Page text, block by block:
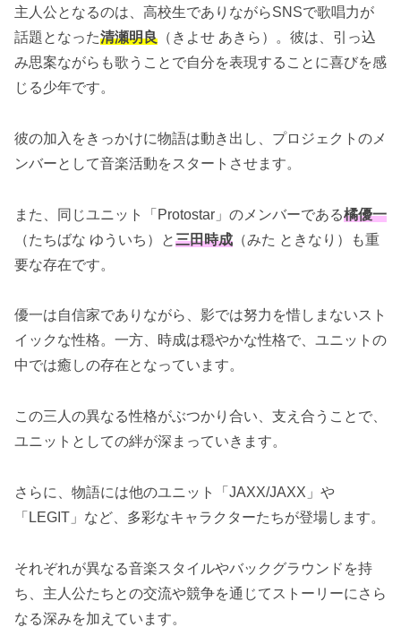
主人公となるのは、高校生でありながらSNSで歌唱力が
話題となった清瀬明良 （きよせ あきら）。彼は、引っ込
み思案ながらも歌うことで自分を表現することに喜びを感
じる少年です。
彼の加入をきっかけに物語は動き出し、プロジェクトのメ
ンバーとして音楽活動をスタートさせます。
また、同じユニット「Protostar」のメンバーである橘優一
（たちばな ゆういち）と三田時成 （みた ときなり）も重
要な存在です。
優一は自信家でありながら、影では努力を惜しまないスト
イックな性格。一方、時成は穏やかな性格で、ユニットの
中では癒しの存在となっています。
この三人の異なる性格がぶつかり合い、支え合うことで、
ユニットとしての絆が深まっていきます。
さらに、物語には他のユニット「JAXX/JAXX」や
「LEGIT」など、多彩なキャラクターたちが登場します。
それぞれが異なる音楽スタイルやバックグラウンドを持
ち、主人公たちとの交流や競争を通じてストーリーにさら
なる深みを加えています。